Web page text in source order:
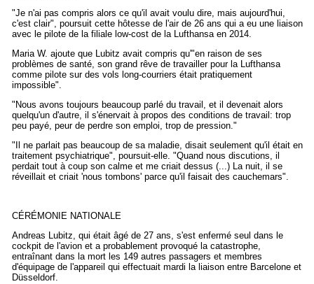
"Je n'ai pas compris alors ce qu'il avait voulu dire, mais aujourd'hui,
c'est clair", poursuit cette hôtesse de l'air de 26 ans qui a eu une liaison
avec le pilote de la filiale low-cost de la Lufthansa en 2014.
Maria W. ajoute que Lubitz avait compris qu'"en raison de ses
problèmes de santé, son grand rêve de travailler pour la Lufthansa
comme pilote sur des vols long-courriers était pratiquement
impossible".
"Nous avons toujours beaucoup parlé du travail, et il devenait alors
quelqu'un d'autre, il s'énervait à propos des conditions de travail: trop
peu payé, peur de perdre son emploi, trop de pression."
"Il ne parlait pas beaucoup de sa maladie, disait seulement qu'il était en
traitement psychiatrique", poursuit-elle. "Quand nous discutions, il
perdait tout à coup son calme et me criait dessus (...) La nuit, il se
réveillait et criait 'nous tombons' parce qu'il faisait des cauchemars".
CÉRÉMONIE NATIONALE
Andreas Lubitz, qui était âgé de 27 ans, s'est enfermé seul dans le
cockpit de l'avion et a probablement provoqué la catastrophe,
entraînant dans la mort les 149 autres passagers et membres
d'équipage de l'appareil qui effectuait mardi la liaison entre Barcelone et
Düsseldorf.